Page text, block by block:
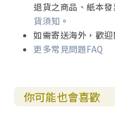
退貨之商品、紙本
貨須知 。
如需寄送海外，歡迎
更多常見問題FAQ
你可能也會喜歡